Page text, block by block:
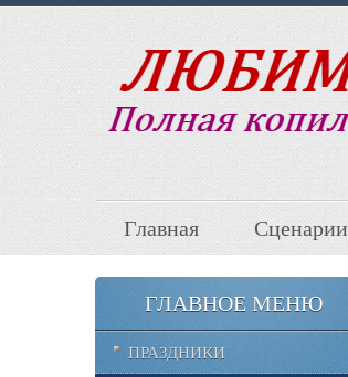
Главная Сценарии
ГЛАВНОЕ МЕНЮ
ПРАЗДНИКИ